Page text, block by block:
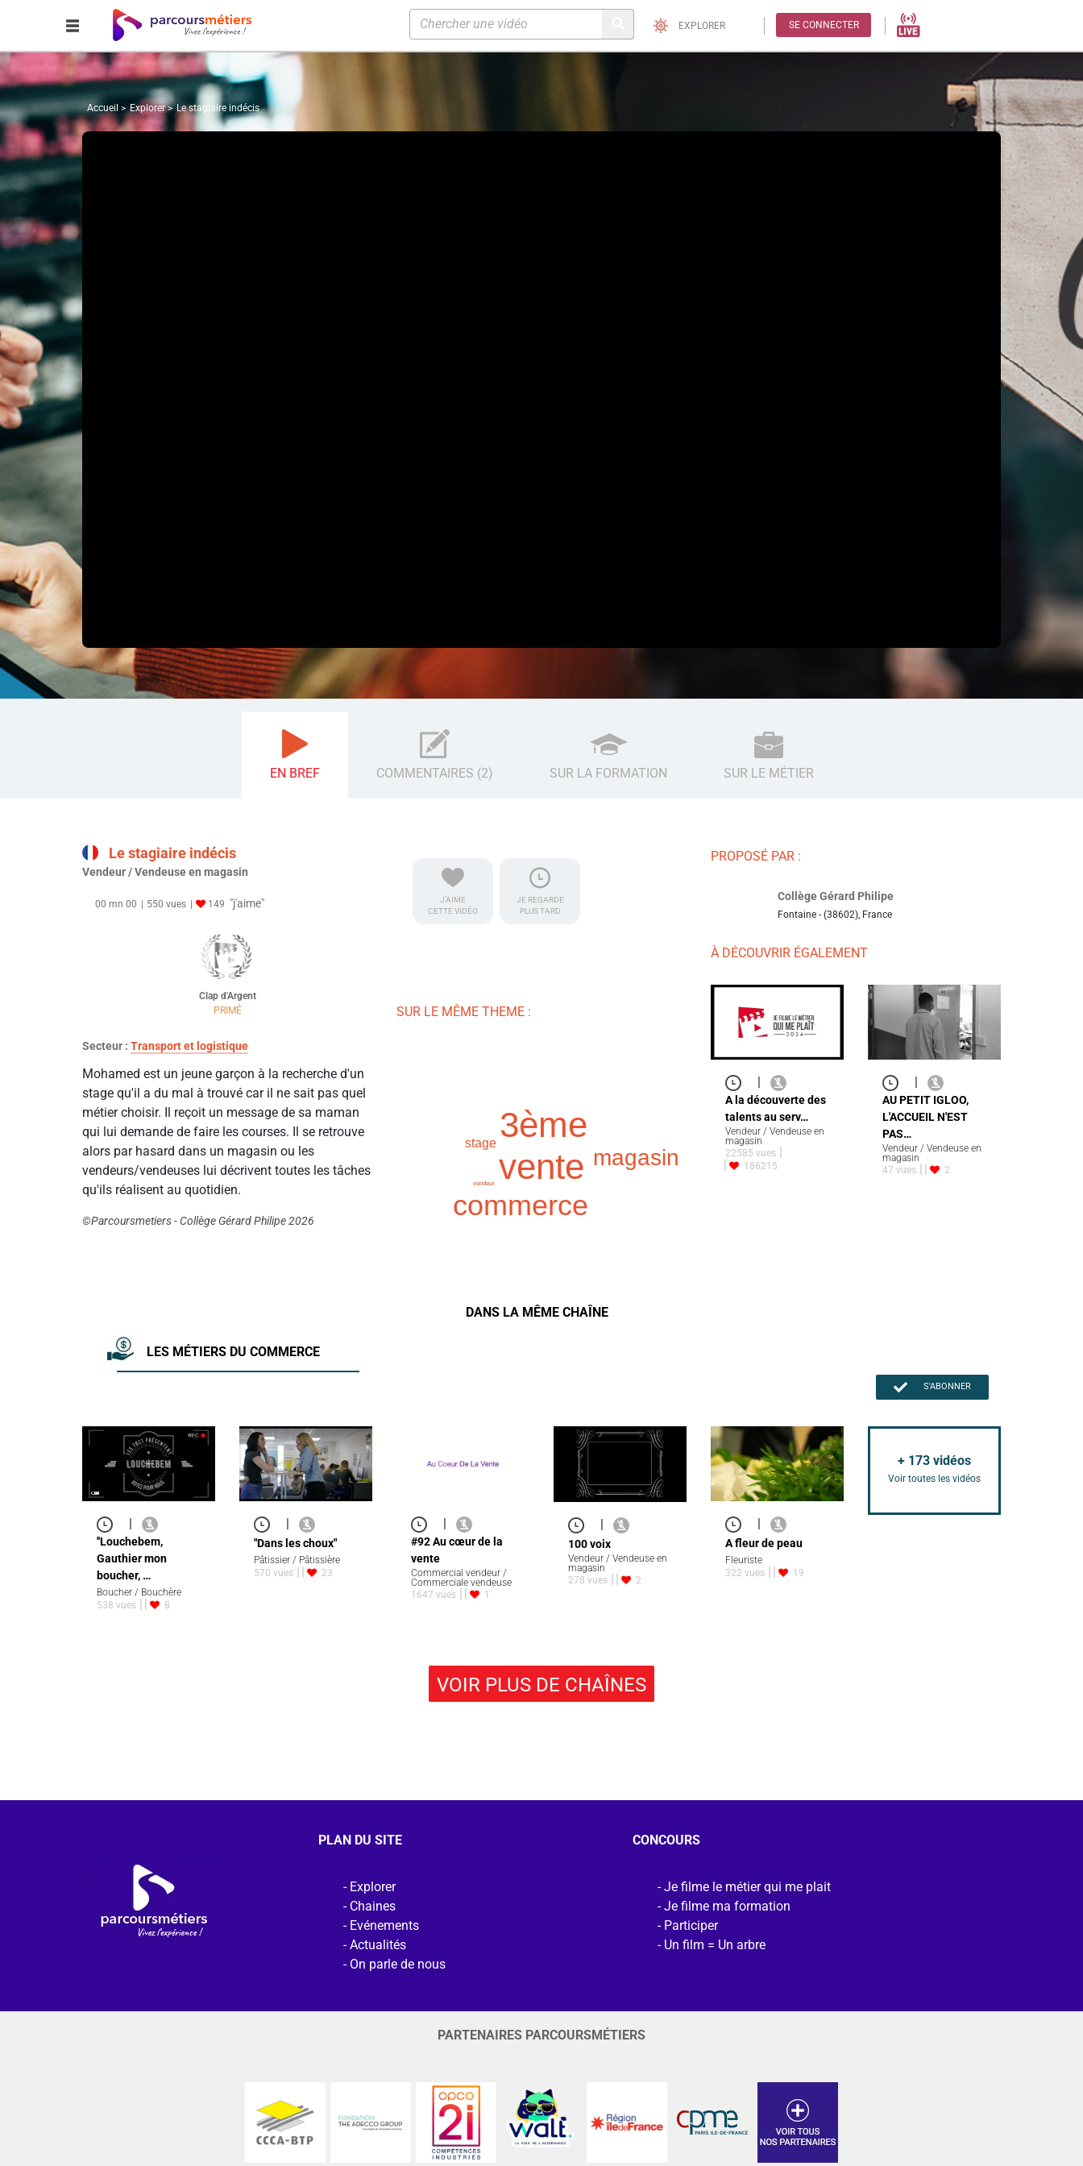
EXPLORER SE CONNECTER
Accueil Explorer Le stagiaire indécis
EN BREF COMMENTAIRES (2) SUR LA FORMATION SUR LE MÉTIER
Le stagiaire indécis
Vendeur / Vendeuse en magasin
00 mn 00 550 vues 149 "j'aime"
Clap d'Argent
PRIMÉ
Secteur : Transport et logistique
Mohamed est un jeune garçon à la recherche d'un
stage qu'il a du mal à trouvé car il ne sait pas quel
métier choisir. Il reçoit un message de sa maman
qui lui demande de faire les courses. Il se retrouve
alors par hasard dans un magasin ou les
vendeurs/vendeuses lui décrivent toutes les tâches
qu'ils réalisent au quotidien.
©Parcoursmetiers - Collège Gérard Philipe 2026
J'AIME
CETTE VIDÉO
JE REGARDE
PLUS TARD
SUR LE MÊME THEME :
vente
3ème
commerce
magasin
stage
vendeur
PROPOSÉ PAR :
Collège Gérard Philipe
Fontaine - (38602), France
À DÉCOUVRIR ÉGALEMENT
A la découverte des
talents au serv…
Vendeur / Vendeuse en
magasin
22585 vues
186215
AU PETIT IGLOO,
L'ACCUEIL N'EST
PAS…
Vendeur / Vendeuse en
magasin
47 vues
2
DANS LA MÊME CHAÎNE
LES MÉTIERS DU COMMERCE
S'ABONNER
''Louchebem,
Gauthier mon
boucher, …
Boucher / Bouchère
538 vues
8
"Dans les choux"
Pâtissier / Pâtissière
570 vues
23
#92 Au cœur de la
vente
Commercial vendeur /
Commerciale vendeuse
1647 vues
1
|
100 voix
Vendeur / Vendeuse en
magasin
278 vues
2
A fleur de peau
Fleuriste
322 vues
19
+ 173 vidéos
Voir toutes les vidéos
VOIR PLUS DE CHAÎNES
PLAN DU SITE
Explorer
Chaines
Evénements
Actualités
On parle de nous
CONCOURS
Je filme le métier qui me plait
Je filme ma formation
Participer
Un film = Un arbre
PARTENAIRES PARCOURSMÉTIERS